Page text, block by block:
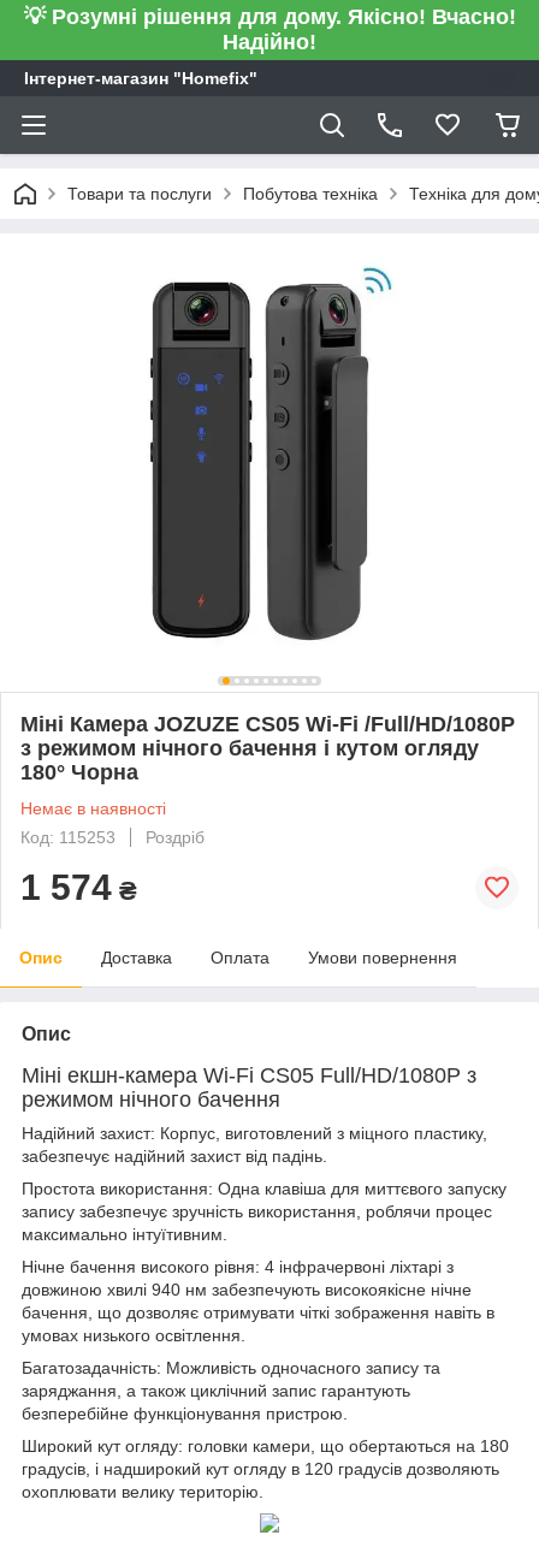
💡 Розумні рішення для дому. Якісно! Вчасно!
Надійно!
Інтернет-магазин "Homefix"
Товари та послуги Побутова техніка Техніка для
Міні Камера JOZUZE CS05 Wi-Fi /Full/HD/1080P
з режимом нічного бачення і кутом огляду
180° Чорна
Немає в наявності
Код: 115253
Роздріб
1 574 ₴
Опис Доставка Оплата Умови повернення
Опис
Міні екшн-камера Wi-Fi CS05 Full/HD/1080P з
режимом нічного бачення
Надійний захист: Корпус, виготовлений з міцного пластику,
забезпечує надійний захист від падінь.
Простота використання: Одна клавіша для миттєвого запуску
запису забезпечує зручність використання, роблячи процес
максимально інтуїтивним.
Нічне бачення високого рівня: 4 інфрачервоні ліхтарі з
довжиною хвилі 940 нм забезпечують високоякісне нічне
бачення, що дозволяє отримувати чіткі зображення навіть в
умовах низького освітлення.
Багатозадачність: Можливість одночасного запису та
заряджання, а також циклічний запис гарантують
безперебійне функціонування пристрою.
Широкий кут огляду: головки камери, що обертаються на 180
градусів, і надширокий кут огляду в 120 градусів дозволяють
охоплювати велику територію.